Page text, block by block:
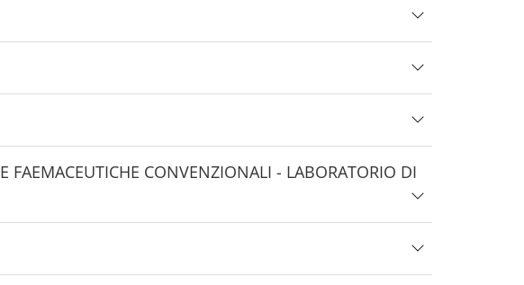
CONVENZIONALI - LABORATORIO DI